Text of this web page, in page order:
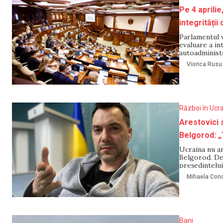
Pe 4
integrității
Parlamentul
evaluare a
plenului din
Viorica Rusu
Război în
Arestovici
Belgorod:
Ucraina nu
Belgorod.
luptă doar
Mihaela
Bani